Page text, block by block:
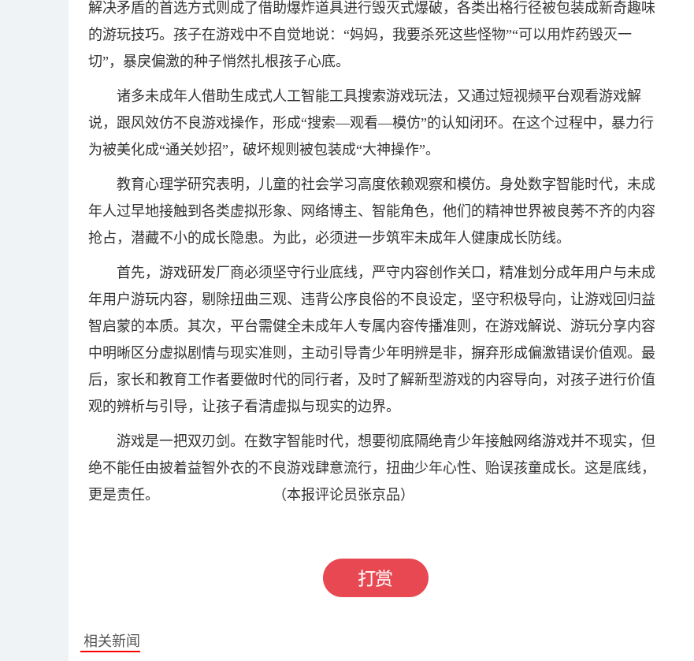
解决矛盾的首选方式则成了借助爆炸道具进行毁灭式爆破，各类出格行径被包装成新奇趣味
的游玩技巧。孩子在游戏中不自觉地说：“妈妈，我要杀死这些怪物”“可以用炸药毁灭一
切”，暴戾偏激的种子悄然扎根孩子心底。
诸多未成年人借助生成式人工智能工具搜索游戏玩法，又通过短视频平台观看游戏解
说，跟风效仿不良游戏操作，形成“搜索—观看—模仿”的认知闭环。在这个过程中，暴力行
为被美化成“通关妙招”，破坏规则被包装成“大神操作”。
教育心理学研究表明，儿童的社会学习高度依赖观察和模仿。身处数字智能时代，未成
年人过早地接触到各类虚拟形象、网络博主、智能角色，他们的精神世界被良莠不齐的内容
抢占，潜藏不小的成长隐患。为此，必须进一步筑牢未成年人健康成长防线。
首先，游戏研发厂商必须坚守行业底线，严守内容创作关口，精准划分成年用户与未成
年用户游玩内容，剔除扭曲三观、违背公序良俗的不良设定，坚守积极导向，让游戏回归益
智启蒙的本质。其次，平台需健全未成年人专属内容传播准则，在游戏解说、游玩分享内容
中明晰区分虚拟剧情与现实准则，主动引导青少年明辨是非，摒弃形成偏激错误价值观。最
后，家长和教育工作者要做时代的同行者，及时了解新型游戏的内容导向，对孩子进行价值
观的辨析与引导，让孩子看清虚拟与现实的边界。
游戏是一把双刃剑。在数字智能时代，想要彻底隔绝青少年接触网络游戏并不现实，但
绝不能任由披着益智外衣的不良游戏肆意流行，扭曲少年心性、贻误孩童成长。这是底线，
更是责任。 （本报评论员张京品）
相关新闻